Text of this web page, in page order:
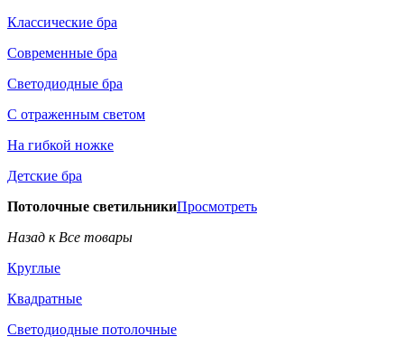
Классические бра
Современные бра
Светодиодные бра
С отраженным светом
На гибкой ножке
Детские бра
Потолочные светильникиПросмотреть
Назад к Все товары
Круглые
Квадратные
Светодиодные потолочные